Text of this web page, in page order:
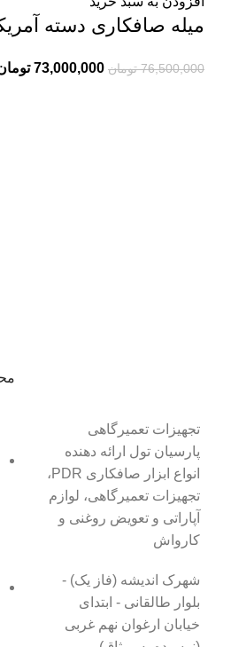
میله صافکاری دسته آمریکایی 55
76,500,000 تومان 73,000,000
تجهیزات تعمیرگاهی
پارسیان تول ارائه دهنده
انواع ابزار صافکاری PDR،
تجهیزات تعمیرگاهی، لوازم
آپاراتی و تعویض روغنی و
کارواش
شهرک اندیشه (فاز یک) -
بلوار طالقانی - ابتدای
خیابان ارغوان نهم غربی